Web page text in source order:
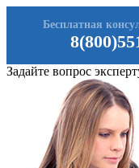
Бесплатная
Задайте вопрос